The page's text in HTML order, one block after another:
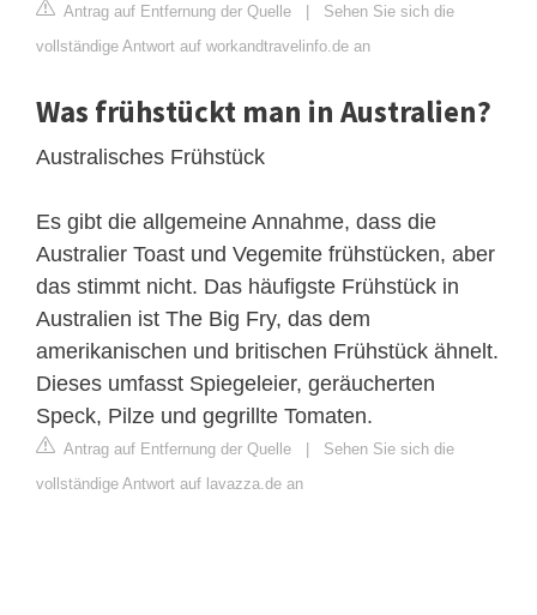
Antrag auf Entfernung der Quelle | Sehen Sie sich die
vollständige Antwort auf workandtravelinfo.de an
Was frühstückt man in Australien?
Australisches Frühstück
Es gibt die allgemeine Annahme, dass die
Australier Toast und Vegemite frühstücken, aber
das stimmt nicht. Das häufigste Frühstück in
Australien ist The Big Fry, das dem
amerikanischen und britischen Frühstück ähnelt.
Dieses umfasst Spiegeleier, geräucherten
Speck, Pilze und gegrillte Tomaten.
Antrag auf Entfernung der Quelle | Sehen Sie sich die
vollständige Antwort auf lavazza.de an